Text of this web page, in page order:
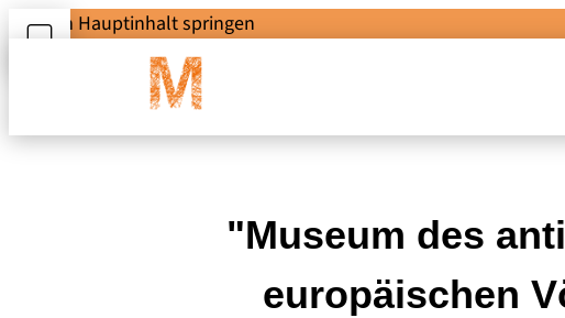
Zum Hauptinhalt springen
"Museum des
europäischen